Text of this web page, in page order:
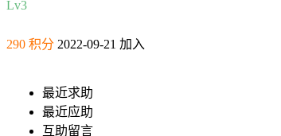
Lv3
290 积分 2022-09-21 加入
最近求助
最近应助
互助留言